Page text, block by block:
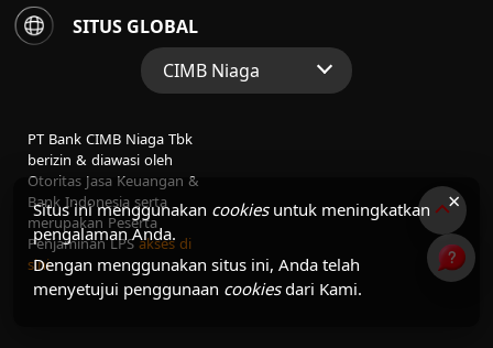
×
Situs ini menggunakan cookiesuntuk meningkatkan
pengalaman Anda.
Dengan menggunakan situs ini, Anda telah
menyetujui penggunaan cookiesdari Kami.
SITUS GLOBAL
CIMB Niaga
Perbankan Konsumen
Perbankan Syariah
PT Bank CIMB Niaga Tbk
berizin & diawasi oleh
Otoritas Jasa Keuangan &
Bank Indonesia serta
merupakan Peserta
Penjaminan LPSakses di
sini